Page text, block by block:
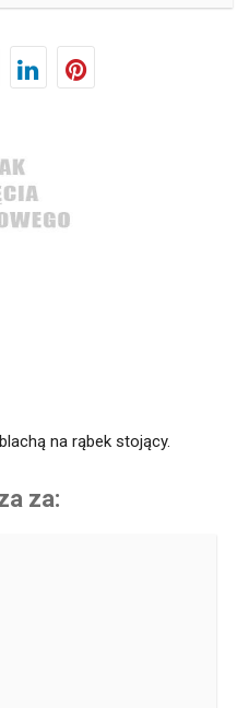
na rąbek stojący.
za: